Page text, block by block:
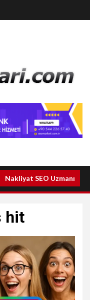
Nakliyat SEO Uzmanı
hit